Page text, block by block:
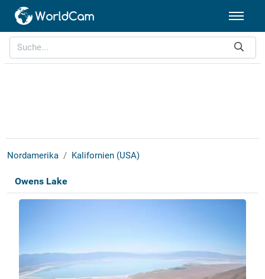
Nordamerika Kalifornien (USA)
Owens Lake